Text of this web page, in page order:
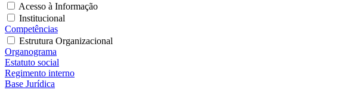
Acesso à Informação
Institucional
Competências
Estrutura Organizacional
Organograma
Estatuto social
Regimento interno
Base Jurídica